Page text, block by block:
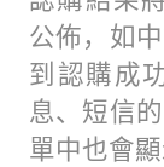
公佈，如
到認購成
息、短信
單中也會